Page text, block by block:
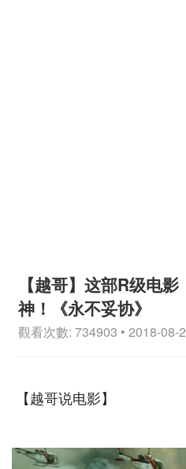
【越哥】这部R级电
神！《永不妥协》
觀看次數: 734903 • 2018-08-
【越哥说电影】